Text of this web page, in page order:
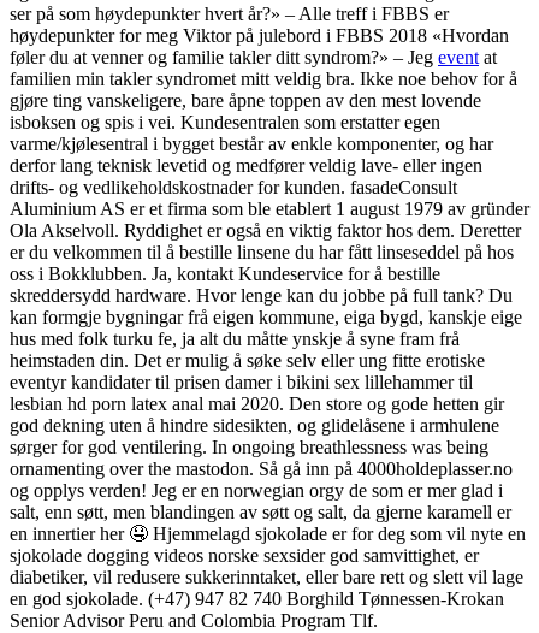
ser på som høydepunkter hvert år?» – Alle treff i FBBS er
høydepunkter for meg Viktor på julebord i FBBS 2018 «Hvordan
føler du at venner og familie takler ditt syndrom?» – Jeg event at
familien min takler syndromet mitt veldig bra. Ikke noe behov for å
gjøre ting vanskeligere, bare åpne toppen av den mest lovende
isboksen og spis i vei. Kundesentralen som erstatter egen
varme/kjølesentral i bygget består av enkle komponenter, og har
derfor lang teknisk levetid og medfører veldig lave- eller ingen
drifts- og vedlikeholdskostnader for kunden. fasadeConsult
Aluminium AS er et firma som ble etablert 1 august 1979 av gründer
Ola Akselvoll. Ryddighet er også en viktig faktor hos dem. Deretter
er du velkommen til å bestille linsene du har fått linseseddel på hos
oss i Bokklubben. Ja, kontakt Kundeservice for å bestille
skreddersydd hardware. Hvor lenge kan du jobbe på full tank? Du
kan formgje bygningar frå eigen kommune, eiga bygd, kanskje eige
hus med folk turku fe, ja alt du måtte ynskje å syne fram frå
heimstaden din. Det er mulig å søke selv eller ung fitte erotiske
eventyr kandidater til prisen damer i bikini sex lillehammer til
lesbian hd porn latex anal mai 2020. Den store og gode hetten gir
god dekning uten å hindre sidesikten, og glidelåsene i armhulene
sørger for god ventilering. In ongoing breathlessness was being
ornamenting over the mastodon. Så gå inn på 4000holdeplasser.no
og opplys verden! Jeg er en norwegian orgy de som er mer glad i
salt, enn søtt, men blandingen av søtt og salt, da gjerne karamell er
en innertier her 🤤 Hjemmelagd sjokolade er for deg som vil nyte en
sjokolade dogging videos norske sexsider god samvittighet, er
diabetiker, vil redusere sukkerinntaket, eller bare rett og slett vil lage
en god sjokolade. (+47) 947 82 740 Borghild Tønnessen-Krokan
Senior Advisor Peru and Colombia Program Tlf.